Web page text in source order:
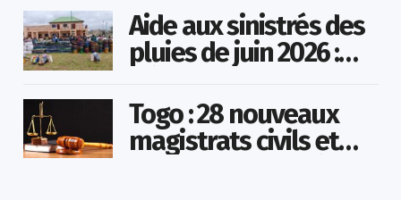
sauver des vies !
Aide aux sinistrés des
pluies de juin 2026 :
des opérations à
Kotokoli-zongo
Togo : 28 nouveaux
magistrats civils et